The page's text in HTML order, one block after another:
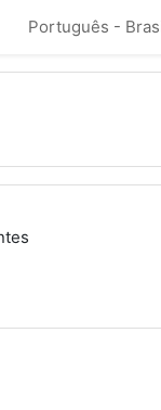
Português -